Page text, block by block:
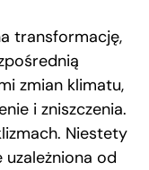
transformację,
zmian klimatu,
i zniszczenia.
Niestety
od